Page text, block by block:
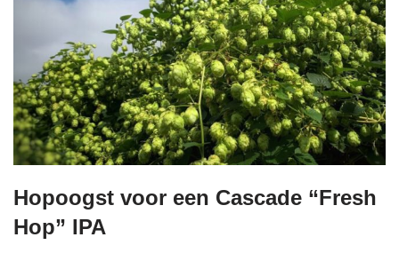
Hopoogst voor een Cascade “Fresh
Hop” IPA